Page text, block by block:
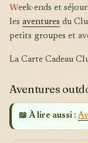
Week-ends et
les aventures du
petits groupes et
La Carte Cadeau
Aventures
📖 À lire aussi :